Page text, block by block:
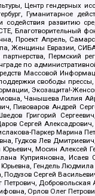
Центр гендерных
Гуманитарное
развитию
Проект Апрель,
Женщины Евразии,
Пермский
по
Массовой
свободы
Экозащита!-
Чанышева Лилия
Андрей
Григорий
Сергей
Паркер Марина
Гудков Лев
Мосин Алексей
Куприяновна,
Гендель
Сергей
Орлов Олег